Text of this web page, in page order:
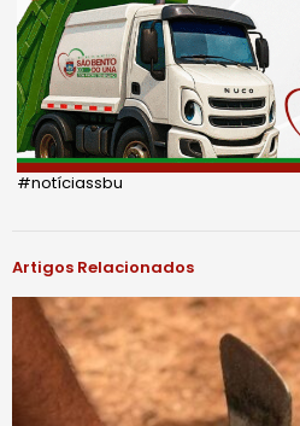
#notíciassbu
Artigos Relacionados